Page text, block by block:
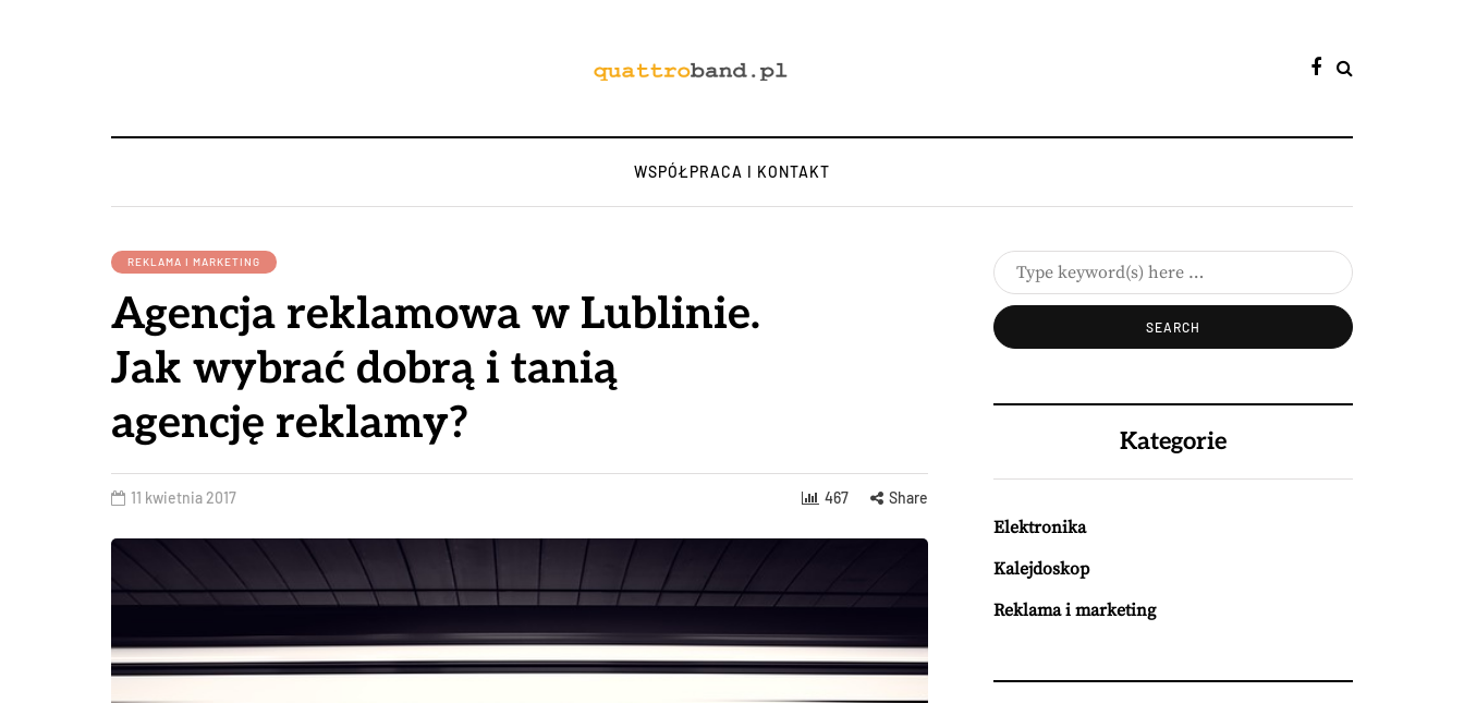
WSPÓŁPRACA I KONTAKT
REKLAMA I MARKETING
Agencja reklamowa w Lublinie.
Jak wybrać dobrą i tanią
agencję reklamy?
11 kwietnia 2017 467 Share
Kategorie
Elektronika
Kalejdoskop
Reklama i marketing